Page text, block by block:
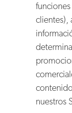
clientes),
nuestros